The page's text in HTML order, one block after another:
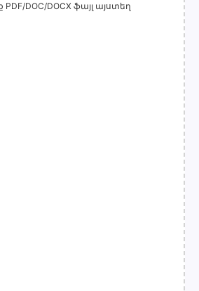
DOC/DOCX ֆայլ այստեղ